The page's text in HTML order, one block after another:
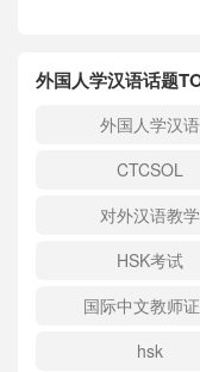
外国人学汉语话题
外国人学汉语
CTCSOL
对外汉语教学
HSK考试
国际中文教师
hsk